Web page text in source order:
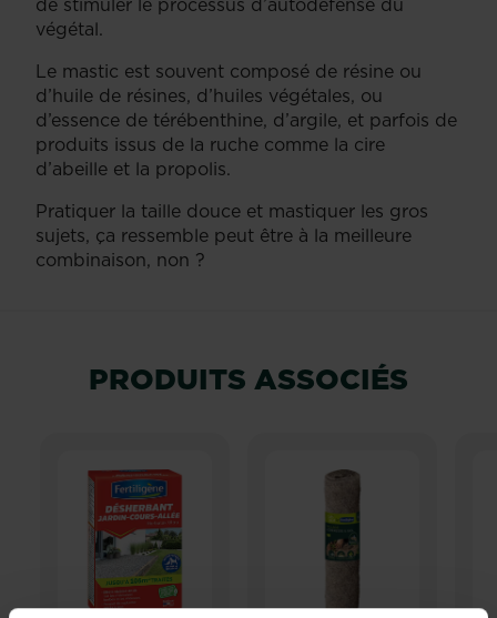
végétal.
Le mastic est souvent composé de résine ou
d’huile de résines, d’huiles végétales, ou
d’essence de térébenthine, d’argile, et parfois de
produits issus de la ruche comme la cire
d’abeille et la propolis.
Pratiquer la taille douce et mastiquer les gros
sujets, ça ressemble peut être à la meilleure
combinaison, non ?
PRODUITS ASSOCIÉS